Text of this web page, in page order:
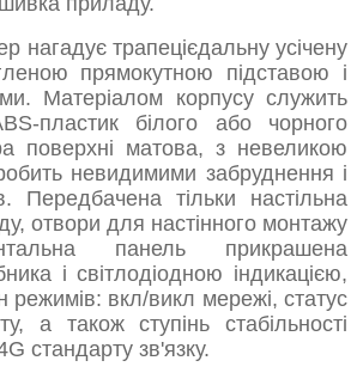
нагадує трапецієдальну усічену
прямокутною підставою і
Матеріалом корпусу служить
пластик білого або чорного
поверхні матова, з невеликою
невидимими забруднення і
Передбачена тільки настільна
отвори для настінного монтажу
панель прикрашена
і світлодіодною індикацією,
режимів: вкл/викл мережі, статус
а також ступінь стабільності
стандарту зв'язку.